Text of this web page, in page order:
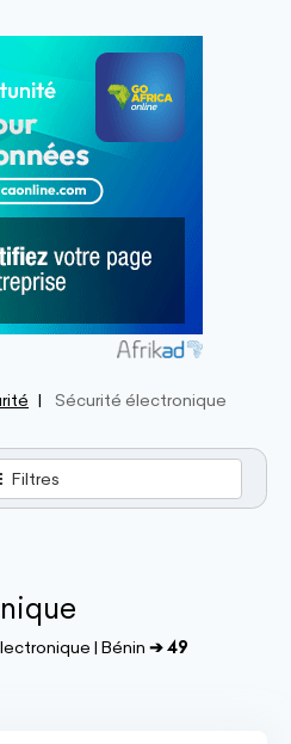
Sécurité électronique
Filtres
| Bénin ➔ 49